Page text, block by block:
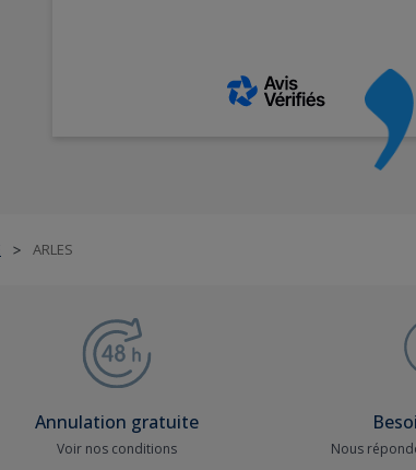
> ARLES
Annulation gratuite
Voir nos conditions Nous